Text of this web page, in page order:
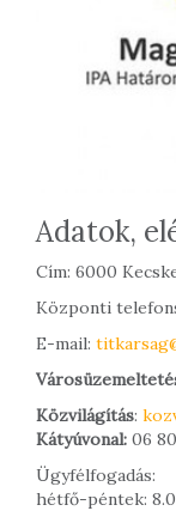
Adatok,
Cím: 6000
Központi
E-mail:
Közvilágítás:
Kátyúvonal: 06
Ügyfélfogadás:
hétfő-péntek: